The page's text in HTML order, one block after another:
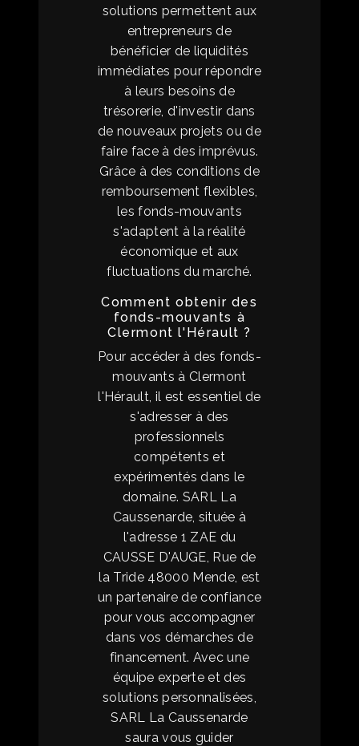
solutions permettent aux
entrepreneurs de
bénéficier de liquidités
immédiates pour répondre
à leurs besoins de
trésorerie, d'investir dans
de nouveaux projets ou de
faire face à des imprévus.
Grâce à des conditions de
remboursement flexibles,
les fonds-mouvants
s'adaptent à la réalité
économique et aux
fluctuations du marché.
Comment obtenir des
fonds-mouvants à
Clermont l'Hérault ?
Pour accéder à des fonds-
mouvants à Clermont
l'Hérault, il est essentiel de
s'adresser à des
professionnels
compétents et
expérimentés dans le
domaine. SARL La
Caussenarde, située à
l'adresse 1 ZAE du
CAUSSE D'AUGE, Rue de
la Tride 48000 Mende, est
un partenaire de confiance
pour vous accompagner
dans vos démarches de
financement. Avec une
équipe experte et des
solutions personnalisées,
SARL La Caussenarde
saura vous guider